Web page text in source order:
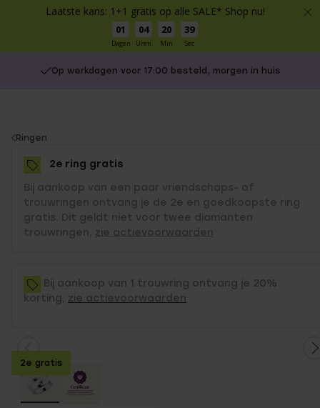
Laatste kans: 1+1 gratis op alle SALE* Shop nu!
01
Dagen
04
Uren
20
Min
39
Sec
Op werkdagen voor 17:00 besteld, morgen in huis
You
are
here:
Ringen
2e ring gratis
Bij aankoop van een paar vriendschaps- of
trouwringen ontvang je de 2e en goedkoopste ring
gratis. Dit geldt niet voor twee diamanten
trouwringen, zie actievoorwaarden
Bij aankoop van 1 trouwring ontvang je 20%
korting, zie actievoorwaarden
2e gratis